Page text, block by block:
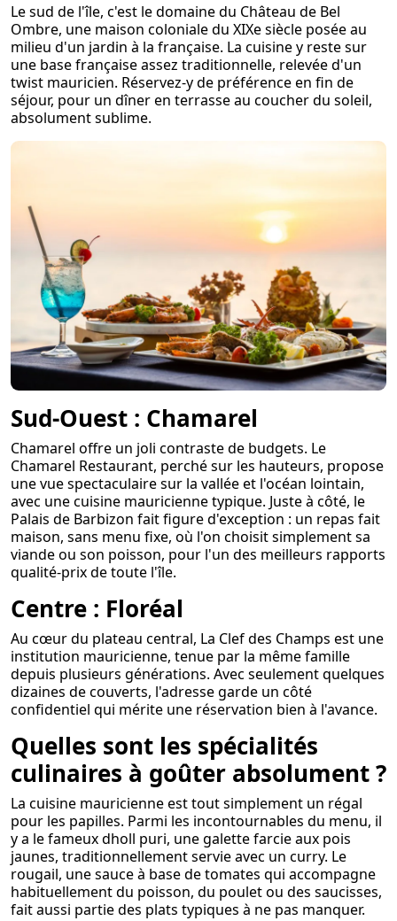
Le sud de l'île, c'est le domaine du Château de Bel
Ombre, une maison coloniale du XIXe siècle posée au
milieu d'un jardin à la française. La cuisine y reste sur
une base française assez traditionnelle, relevée d'un
twist mauricien. Réservez-y de préférence en fin de
séjour, pour un dîner en terrasse au coucher du soleil,
absolument sublime.
Sud-Ouest : Chamarel
Chamarel offre un joli contraste de budgets. Le
Chamarel Restaurant, perché sur les hauteurs, propose
une vue spectaculaire sur la vallée et l'océan lointain,
avec une cuisine mauricienne typique. Juste à côté, le
Palais de Barbizon fait figure d'exception : un repas fait
maison, sans menu fixe, où l'on choisit simplement sa
viande ou son poisson, pour l'un des meilleurs rapports
qualité-prix de toute l'île.
Centre : Floréal
Au cœur du plateau central, La Clef des Champs est une
institution mauricienne, tenue par la même famille
depuis plusieurs générations. Avec seulement quelques
dizaines de couverts, l'adresse garde un côté
confidentiel qui mérite une réservation bien à l'avance.
Quelles sont les spécialités
culinaires à goûter absolument ?
La cuisine mauricienne est tout simplement un régal
pour les papilles. Parmi les incontournables du menu, il
y a le fameux dholl puri, une galette farcie aux pois
jaunes, traditionnellement servie avec un curry. Le
rougail, une sauce à base de tomates qui accompagne
habituellement du poisson, du poulet ou des saucisses,
fait aussi partie des plats typiques à ne pas manquer.